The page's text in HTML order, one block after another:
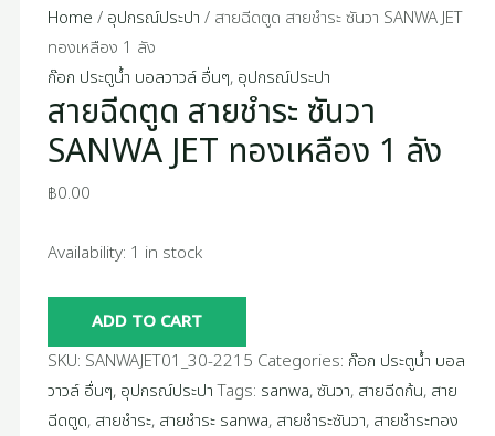
Home / อุปกรณ์ประปา / สายฉีดตูด สายชำระ ซันวา SANWA JET
ทองเหลือง 1 ลัง
ก๊อก ประตูน้ำ บอลวาวล์ อื่นๆ, อุปกรณ์ประปา
สายฉีดตูด สายชำระ ซันวา
SANWA JET ทองเหลือง 1 ลัง
฿0.00
Availability: 1 in stock
1
ลัง
quantity
ADD TO CART
SKU: SANWAJET01_30-2215 Categories: ก๊อก ประตูน้ำ บอล
วาวล์ อื่นๆ, อุปกรณ์ประปา Tags: sanwa,ซันวา, สายฉีดก้น, สาย
ฉีดตูด, สายชำระ, สายชำระ sanwa, สายชำระซันวา, สายชำระทอง